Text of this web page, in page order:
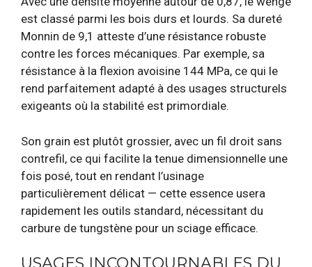
est classé parmi les bois durs et lourds. Sa dureté
Monnin de 9,1 atteste d’une résistance robuste
contre les forces mécaniques. Par exemple, sa
résistance à la flexion avoisine 144 MPa, ce qui le
rend parfaitement adapté à des usages structurels
exigeants où la stabilité est primordiale.
Son grain est plutôt grossier, avec un fil droit sans
contrefil, ce qui facilite la tenue dimensionnelle une
fois posé, tout en rendant l’usinage
particulièrement délicat — cette essence usera
rapidement les outils standard, nécessitant du
carbure de tungstène pour un sciage efficace.
USAGES INCONTOURNABLES DU